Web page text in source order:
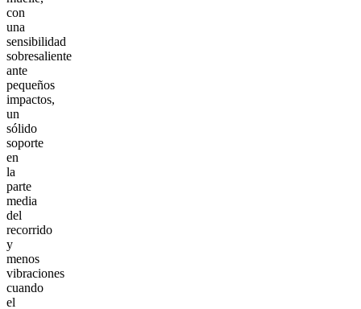
con
una
sensibilidad
sobresaliente
ante
pequeños
impactos,
un
sólido
soporte
en
la
parte
media
del
recorrido
y
menos
vibraciones
cuando
el